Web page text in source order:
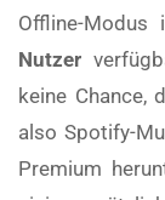
Offline-
Nutzer
keine Chance,
also Spotify-
Premium